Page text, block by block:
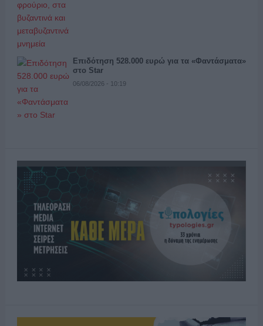
Επιδότηση 528.000 ευρώ για τα «Φαντάσματα»
στο Star
06/08/2026 - 10:19